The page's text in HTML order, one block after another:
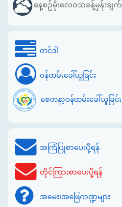
နေ့စဉ်မိုးလေဝသခန့်မှန်းချက်
တင်ဒါ
ဝန်ထမ်းခေါ်ယူခြင်း
စေတနာ့ဝန်ထမ်းခေါ်ယူခြင်း
အကြံပြုစာပေးပို့ရန်
တိုင်ကြားစာပေးပို့ရန်
အမေး၊အဖြေကဏ္ဍများ